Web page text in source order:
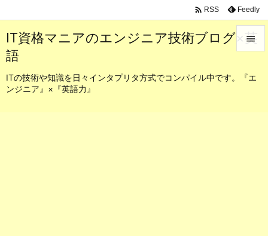
IT資格マニアのエンジニア技術ブログ×英
語
ITの技術や知識を日々インタプリタ方式でコンパイル中です。『エ
ンジニア』×『英語力』

メニュ
 RSS Feedly